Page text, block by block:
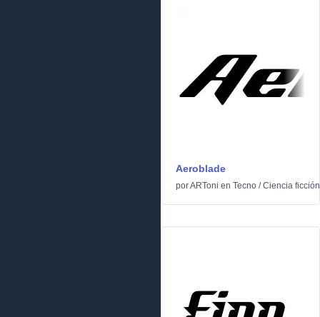
Aeroblade
porARToni en Tecno /Ciencia ficción